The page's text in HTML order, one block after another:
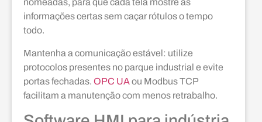
nomeadas, para que cada tela mostre as
informações certas sem caçar rótulos o tempo
todo.
Mantenha a comunicação estável: utilize
protocolos presentes no parque industrial e evite
portas fechadas. OPC UAou Modbus TCP
facilitam a manutenção com menos retrabalho.